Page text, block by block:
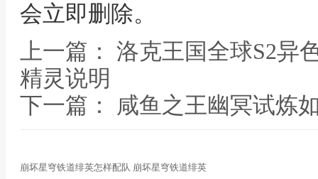
会立即删除。
上一篇： 洛克王国全球S2异
精灵说明
下一篇： 咸鱼之王幽冥试炼
崩坏星穹铁道绯英怎样配队 崩坏星穹铁道绯英